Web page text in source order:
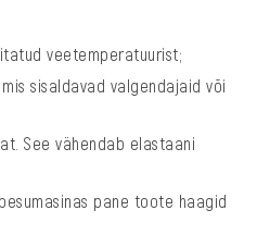
veetemperatuurist;
sisaldavad valgendajaid või
See vähendab elastaani
pane toote haagid